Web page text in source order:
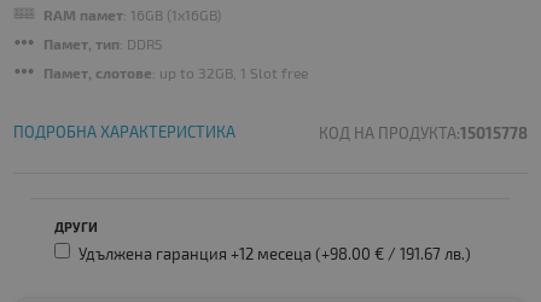
RAM памет: 16GB (1x16GB)
Памет, тип: DDR5
Памет, слотове: up to 32GB, 1 Slot free
ПОДРОБНА ХАРАКТЕРИСТИКА КОД НА ПРОДУКТА:15015778
ДРУГИ
Удължена гаранция +12 месеца (+98.00 € / 191.67 лв.)